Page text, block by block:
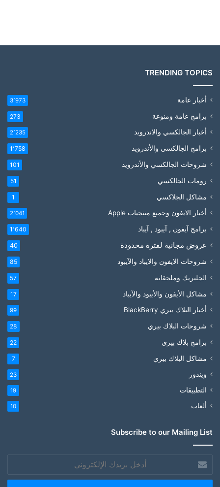
TRENDING TOPICS
أخبار عامة 3٬973
برامج عامة ومنوعة 273
أخبار الجالكسي والاندرويد 2٬235
برامج الجالكسي والأندرويد 1٬758
شروحات الجالكسي والأندرويد 101
رومات الجالكسي 51
مشاكل الجلاكسي 1
أخبار الايفون وجميع منتجيات Apple 2٬041
برامج آيفون , آيبود , آيباد 1٬640
عروض مجانية لفترة محدودة 40
شروحات الايفون والايباد والآيبود 85
الجلبريك وملحقاته 57
مشاكل الأيفون والأيبود والآيباد 17
أخبار البلاك بيري BlackBerry 99
شروحات البلاك بيري 28
برامج بلاك بيري 22
مشاكل البلاك بيري 7
ويندوز 23
التطبيقات 19
ألعاب 10
Subscribe to our Mailing List
بريدك
الإلكتروني